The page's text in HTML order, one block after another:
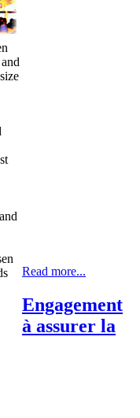
Read more...
Engagement
à assurer la